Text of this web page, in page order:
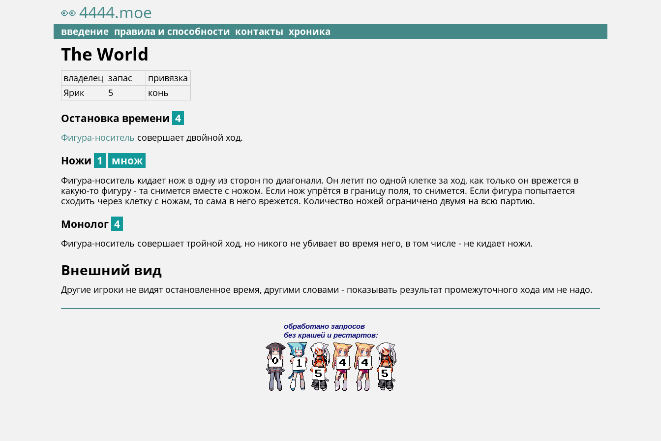
👀4444.moe
введение правила и способности контакты хроника
The World
владелец запас
привязка
Ярик
5 конь
Остановка времени 4
Фигура-носитель совершает двойной ход.
Ножи 1 множ
Фигура-носитель кидает нож в одну из сторон по диагонали. Он летит по одной клетке за ход, как только он врежется в
какую-то фигуру - та снимется вместе с ножом. Если нож упрётся в границу поля, то снимется. Если фигура попытается
сходить через клетку с ножам, то сама в него врежется. Количество ножей ограничено двумя на всю партию.
Монолог 4
Фигура-носитель совершает тройной ход, но никого не убивает во время него, в том числе - не кидает ножи.
Внешний вид
Другие игроки не видят остановленное время, другими словами - показывать результат промежуточного хода им не надо.